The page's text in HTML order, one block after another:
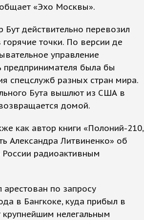
«Эхо Москвы».
Бут действительно перевозил
точки. По версии де
управление
предпринимателя была бы
спецслужб разных стран мира.
Бута вышлют из США в
домой.
как автор книги «Полоний-210,
Александра Литвиненко» об
радиоактивным
арестован по запросу
в Бангкоке, куда прибыл в
крупнейшим нелегальным